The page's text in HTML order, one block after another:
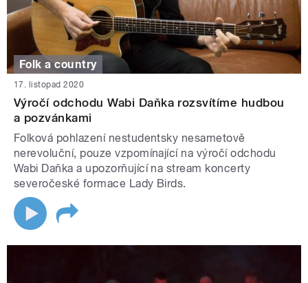
Folk a country
17. listopad 2020
Výročí odchodu Wabi Daňka rozsvítíme hudbou
a pozvánkami
Folková pohlazení nestudentsky nesametově
nerevoluční, pouze vzpomínající na výročí odchodu
Wabi Daňka a upozorňující na stream koncerty
severočeské formace Lady Birds.